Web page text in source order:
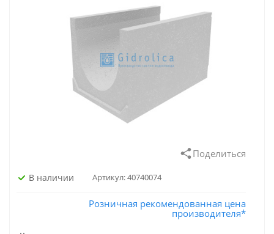
Поделиться
В наличии Артикул:40740074
Розничная рекомендованная цена
производителя*